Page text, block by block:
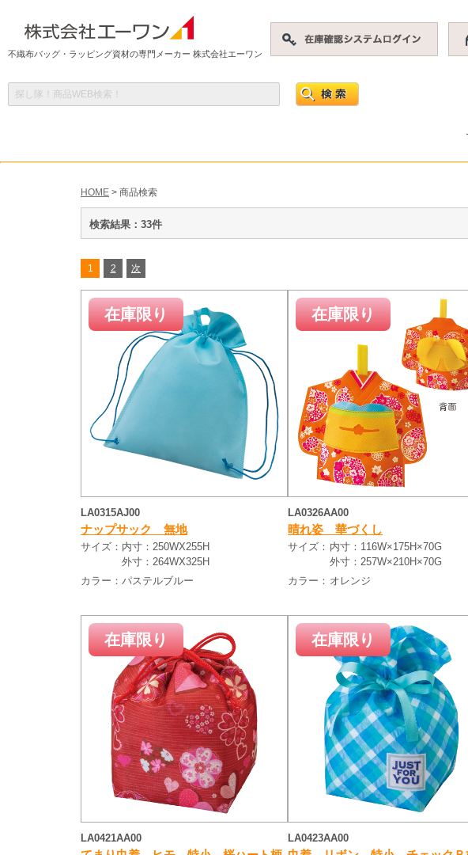
不織布バッグ・ラッピング資材の専門メーカー 株式会社エーワン
HOME > 商品検索
検索結果：33件
1 2 次
LA0315AJ00
ナップサック 無地
サイズ： 内寸：250WX255H
外寸：264WX325H
カラー： パステルブルー
LA0326AA00
晴れ姿 華づくし
サイズ： 内寸：116W×175H×70G
外寸：257W×210H×70G
カラー： オレンジ
LA0421AA00 LA0423AA00